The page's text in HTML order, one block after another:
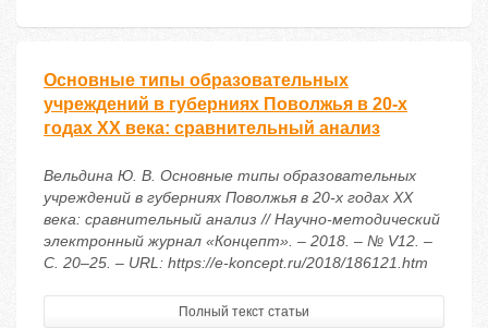
Основные типы образовательных
учреждений в губерниях Поволжья в 20-х
годах ХХ века: сравнительный анализ
Вельдина Ю. В. Основные типы образовательных
учреждений в губерниях Поволжья в 20-х годах ХХ
века: сравнительный анализ // Научно-методический
электронный журнал «Концепт». – 2018. – № V12. –
С. 20–25. – URL: https://e-koncept.ru/2018/186121.htm
Полный текст статьи